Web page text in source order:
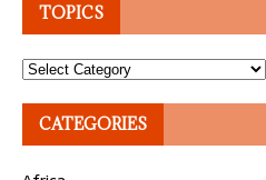
TOPICS
Topics
CATEGORIES